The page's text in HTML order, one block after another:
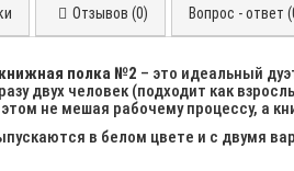
Отзывов (0) Вопрос - ответ
полка №2 – это идеальный
двух человек (подходит как
не мешая рабочему процессу, а
в белом цвете и с двумя